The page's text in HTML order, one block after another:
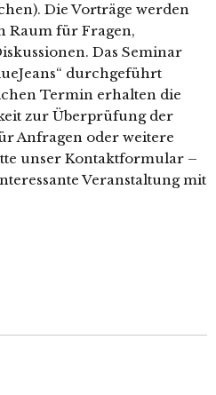
Die Vorträge werden
Raum für Fragen,
Das Seminar
durchgeführt
Termin erhalten die
zur Überprüfung der
Anfragen oder weitere
unser Kontaktformular –
Veranstaltung mit